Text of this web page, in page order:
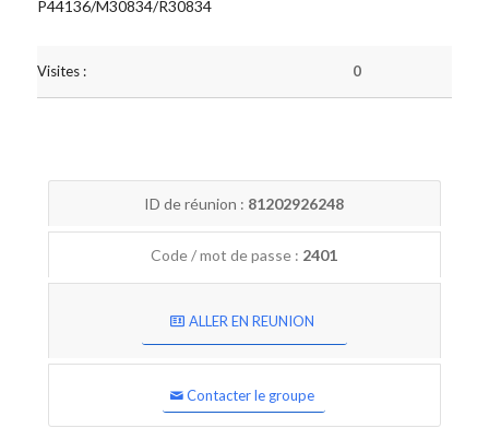
P44136/M30834/R30834
Visites : 0
ID de réunion : 81202926248
Code / mot de passe : 2401
ALLER EN REUNION
Contacter le groupe